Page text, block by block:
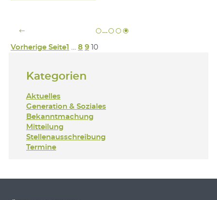
…
Vorherige Seite1 … 8 9 10
Kategorien
Aktuelles
Generation & Soziales
Bekanntmachung
Mitteilung
Stellenausschreibung
Termine